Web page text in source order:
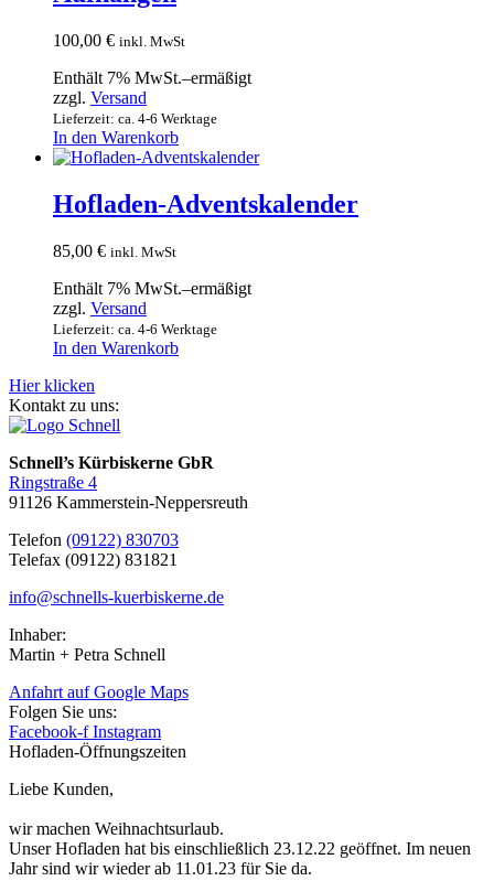
100,00 € inkl. MwSt
Enthält 7% MwSt.–ermäßigt
zzgl. Versand
Lieferzeit: ca. 4-6 Werktage
In den Warenkorb
Hofladen-Adventskalender
85,00 € inkl. MwSt
Enthält 7% MwSt.–ermäßigt
zzgl. Versand
Lieferzeit: ca. 4-6 Werktage
In den Warenkorb
Hier klicken
Kontakt zu uns:
Schnell’s Kürbiskerne GbR
Ringstraße 4
91126 Kammerstein-Neppersreuth
Telefon (09122) 830703
Telefax (09122) 831821
info@schnells-kuerbiskerne.de
Inhaber:
Martin + Petra Schnell
Anfahrt auf Google Maps
Folgen Sie uns:
Facebook-f Instagram
Hofladen-Öffnungszeiten
Liebe Kunden,
wir machen Weihnachtsurlaub.
Unser Hofladen hat bis einschließlich 23.12.22 geöffnet. Im neuen
Jahr sind wir wieder ab 11.01.23 für Sie da.